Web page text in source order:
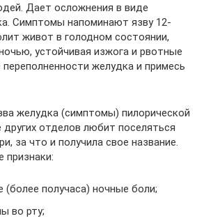
Дает осложнения в виде
Симптомы напоминают язву 12-
живот в голодном состоянии,
устойчивая изжога и рвотные
желудка и примесь
желудка (симптомы) пилорической
отделов любит поселяться
за что и получила свое название.
признаки:
(более получаса) ночные боли;
во рту;